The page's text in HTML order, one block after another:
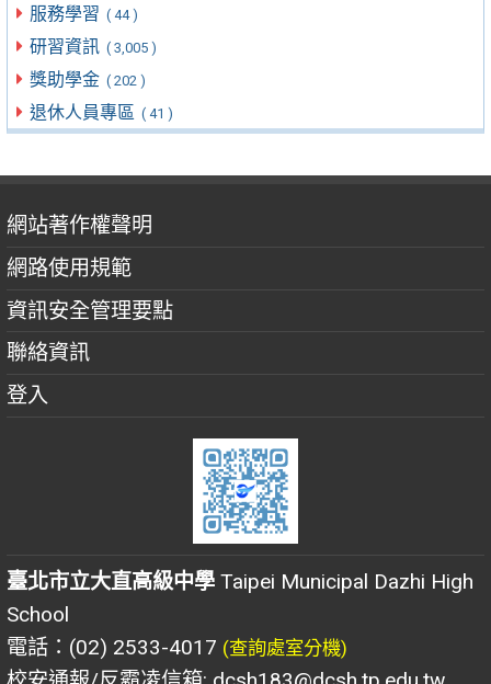
服務學習 ( 44 )
研習資訊 ( 3,005 )
獎助學金 ( 202 )
退休人員專區 ( 41 )
網站著作權聲明
網路使用規範
資訊安全管理要點
聯絡資訊
登入
臺北市立大直高級中學 Taipei Municipal Dazhi High
School
電話：(02) 2533-4017 (查詢處室分機)